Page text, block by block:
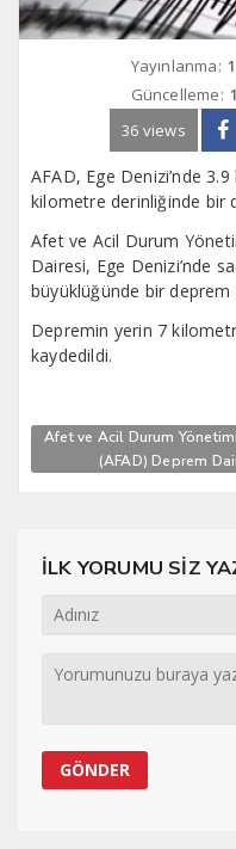
Yayınlanma:
Güncelleme:
36 views
AFAD, Ege Denizi’nde
kilometre derinliğinde bir
Afet ve Acil Durum
Dairesi, Ege Denizi’nde
büyüklüğünde bir
Depremin yerin 7
kaydedildi.
Afet ve Acil Durum Yönetimi
(AFAD) Deprem
İLK YORUMU SİZ